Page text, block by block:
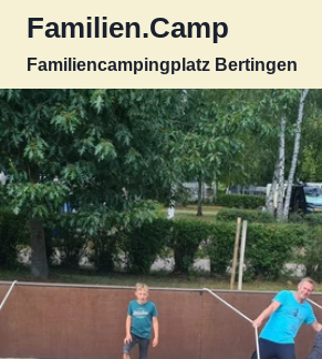
Inhalt
springen
Familien.Camp
Familiencampingplatz Bertingen